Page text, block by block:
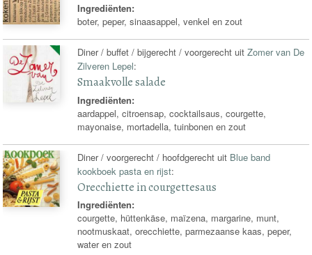
Ingrediënten:
boter, peper, sinaasappel, venkel en zout
Diner / buffet / bijgerecht / voorgerecht uitZomer van De
Zilveren Lepel:
Smaakvolle salade
Ingrediënten:
aardappel, citroensap, cocktailsaus, courgette,
mayonaise, mortadella, tuinbonen en zout
Diner / voorgerecht / hoofdgerecht uit Blue band
kookboek pasta en rijst:
Orecchiette in courgettesaus
Ingrediënten:
courgette, hüttenkäse, maïzena, margarine, munt,
nootmuskaat, orecchiette, parmezaanse kaas, peper,
water en zout